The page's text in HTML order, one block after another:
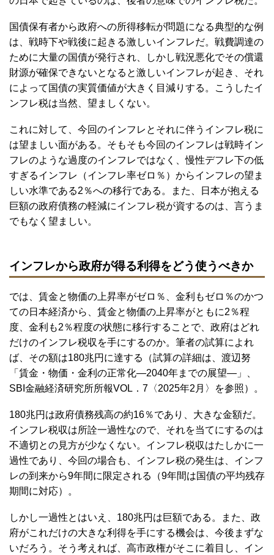
国債保有者から政府への所得移転が問題になる典型的な例
は、戦時下や戦後に起きる激しいインフレだ。戦費調達の
ために大量の国債が発行され、しかし戦況悪化でその償還
財源が確保できないとなると激しいインフレが起き、それ
によって国債の実質価値が大きく目減りする。こうしたイ
ンフレ税は当然、望ましくない。
これに対して、今回のインフレとそれに伴うインフレ税に
は望ましい面がある。そもそも今回のインフレは戦時イン
フレのような過度のインフレではなく、慢性デフレ下の低
すぎるインフレ（インフレ率ゼロ％）からインフレの望ま
しい水準である2％への移行である。また、日本が抱える
巨額の政府債務の軽減にインフレ税が資するのは、言うま
でもなく望ましい。
インフレから政府が得る利得をどう使うべきか
では、賃金と物価の上昇率がゼロ％、金利もゼロ％のかつ
ての日本経済から、賃金と物価の上昇率がともに2％程
度、金利も2％程度の状態に移行することで、政府はどれ
だけのインフレ税収を手にするのか。筆者の試算によれ
ば、その額は180兆円に達する（試算の詳細は、渡辺努
「賃金・物価・金利の正常化―2040年までの展望―」、
SBI金融経済研究所所報VOL．7〈2025年2月〉を参照）。
180兆円は政府債務残高の約16％であり、大きな金額だ。
インフレ税収は所詮一過性なので、それを当てにするのは
不適切との見方が少なくない。インフレ税収はたしかに一
過性であり、今回の場合も、インフレ税の発生は、インフ
レの到来から9年間に限定される（9年間は国債の平均残存
期間に対応）。
しかし一過性とはいえ、180兆円は巨額である。また、政
府がこれだけの大きな利得を手にする機会は、今後まずな
いだろう。そう考えれば、高市政権がそこに着目し、イン